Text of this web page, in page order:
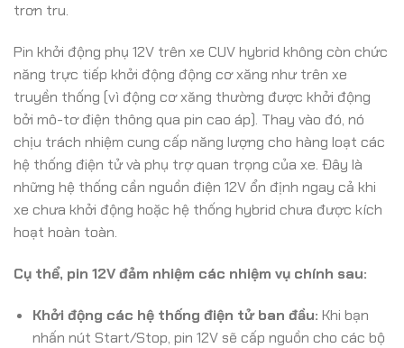
trơn tru.
Pin khởi động phụ 12V trên xe CUV hybrid không còn chức
năng trực tiếp khởi động động cơ xăng như trên xe
truyền thống (vì động cơ xăng thường được khởi động
bởi mô-tơ điện thông qua pin cao áp). Thay vào đó, nó
chịu trách nhiệm cung cấp năng lượng cho hàng loạt các
hệ thống điện tử và phụ trợ quan trọng của xe. Đây là
những hệ thống cần nguồn điện 12V ổn định ngay cả khi
xe chưa khởi động hoặc hệ thống hybrid chưa được kích
hoạt hoàn toàn.
Cụ thể, pin 12V đảm nhiệm các nhiệm vụ chính sau:
Khởi động các hệ thống điện tử ban đầu: Khi bạn
nhấn nút Start/Stop, pin 12V sẽ cấp nguồn cho các bộ